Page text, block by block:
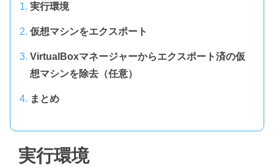
実行環境
仮想マシンをエクスポート
VirtualBoxマネージャーからエクスポート済の仮
想マシンを除去（任意）
まとめ
実行環境